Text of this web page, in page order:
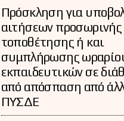
Πρόσκληση για
αιτήσεων προσωρινής
τοποθέτησης ή και
συμπλήρωσης
εκπαιδευτικών σε
από απόσπαση από
ΠΥΣΔΕ